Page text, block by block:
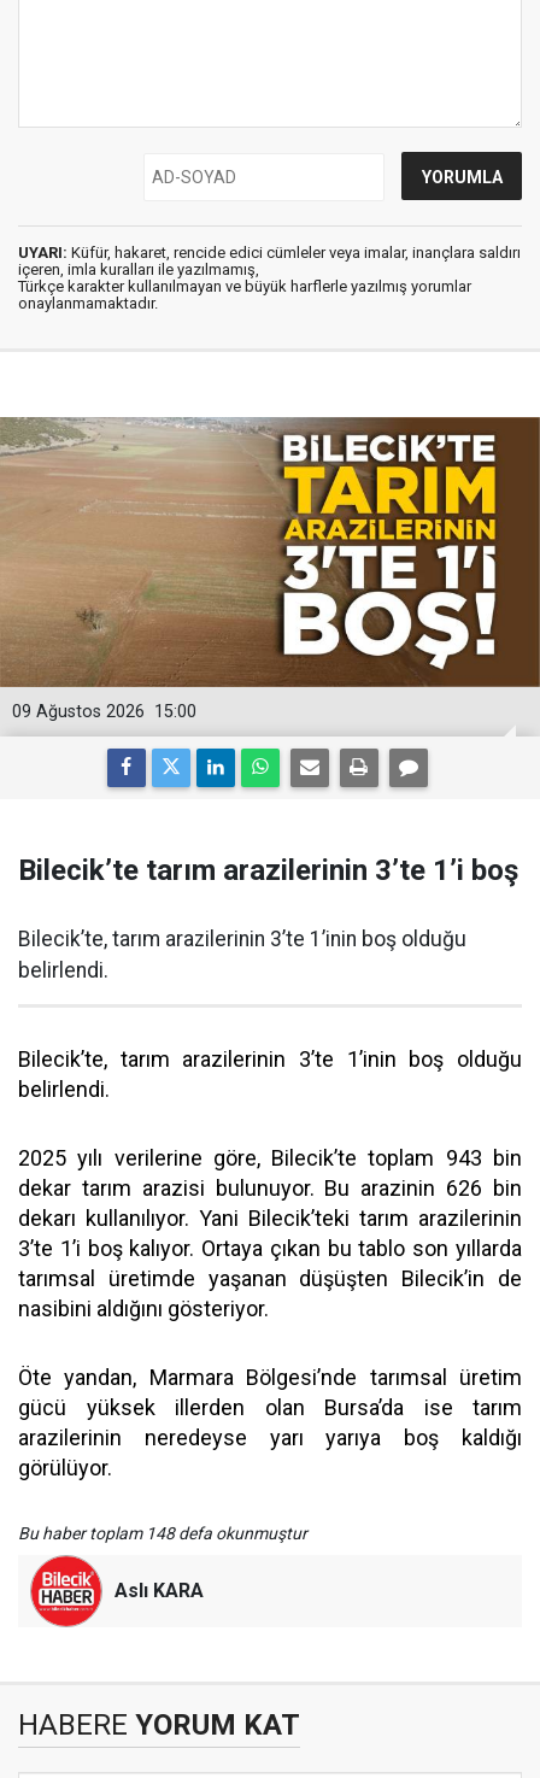
UYARI: Küfür, hakaret, rencide edici cümleler veya imalar, inançlara saldırı
içeren, imla kuralları ile yazılmamış,
Türkçe karakter kullanılmayan ve büyük harflerle yazılmış yorumlar
onaylanmamaktadır.
15:00
09 Ağustos 2026
Bilecik’te tarım arazilerinin 3’te 1’i boş
Bilecik’te, tarım arazilerinin 3’te 1’inin boş olduğu
belirlendi.
Bilecik’te, tarım arazilerinin 3’te 1’inin boş olduğu
belirlendi.
2025 yılı verilerine göre, Bilecik’te toplam 943 bin
dekar tarım arazisi bulunuyor. Bu arazinin 626 bin
dekarı kullanılıyor. Yani Bilecik’teki tarım arazilerinin
3’te 1’i boş kalıyor. Ortaya çıkan bu tablo son yıllarda
tarımsal üretimde yaşanan düşüşten Bilecik’in de
nasibini aldığını gösteriyor.
Öte yandan, Marmara Bölgesi’nde tarımsal üretim
gücü yüksek illerden olan Bursa’da ise tarım
arazilerinin neredeyse yarı yarıya boş kaldığı
görülüyor.
Bu haber toplam 148 defa okunmuştur
Aslı KARA
HABERE YORUM KAT